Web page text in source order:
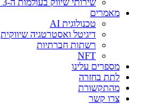
שירותי שיווק בעולמות ה-WEB 3 וה-NFT
מאמרים
טכנולוגית AI
דיגיטל ואסטרטגיה שיווקית
רשתות חברתיות
NFT
מספרים עלינו
לתת בחזרה
מהתקשורת
צרו קשר